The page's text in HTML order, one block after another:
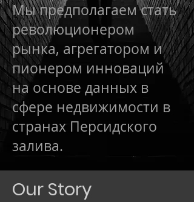
Мы предполагаем стать
революционером
рынка, агрегатором и
пионером инноваций
на основе данных в
сфере недвижимости в
странах Персидского
залива.
Our Story